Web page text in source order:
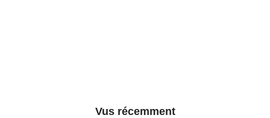
Vus récemment